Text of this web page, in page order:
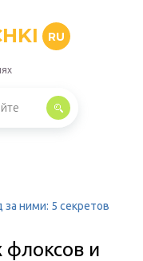
RU
ними: 5 секретов
флоксов и